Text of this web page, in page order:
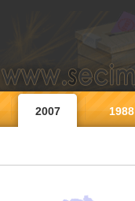
2007 1988